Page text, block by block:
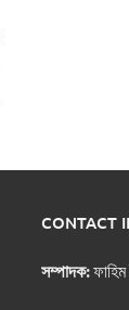
CONTACT
সম্পাদক:ফাহিম